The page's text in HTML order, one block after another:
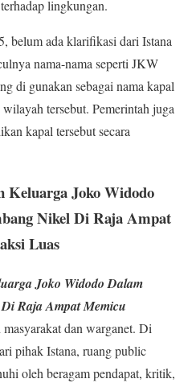
lingkungan.
belum ada klarifikasi dari Istana
nama-nama seperti JKW
di gunakan sebagai nama kapal
tersebut. Pemerintah juga
kapal tersebut secara
Keluarga Joko Widodo
Nikel Di Raja Ampat
Luas
Joko Widodo Dalam
Raja Ampat Memicu
masyarakat dan warganet. Di
pihak Istana, ruang public
oleh beragam pendapat, kritik,